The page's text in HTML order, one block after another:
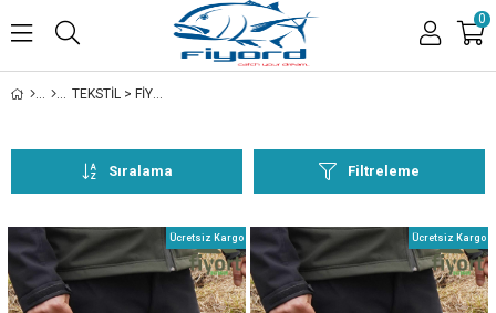
0
TEKSTİL > FİYORT > ALT > TRONG SOFTSHELL PANTOLON
Filtreleme
Sıralama
Ücretsiz Kargo Ücretsiz Kargo